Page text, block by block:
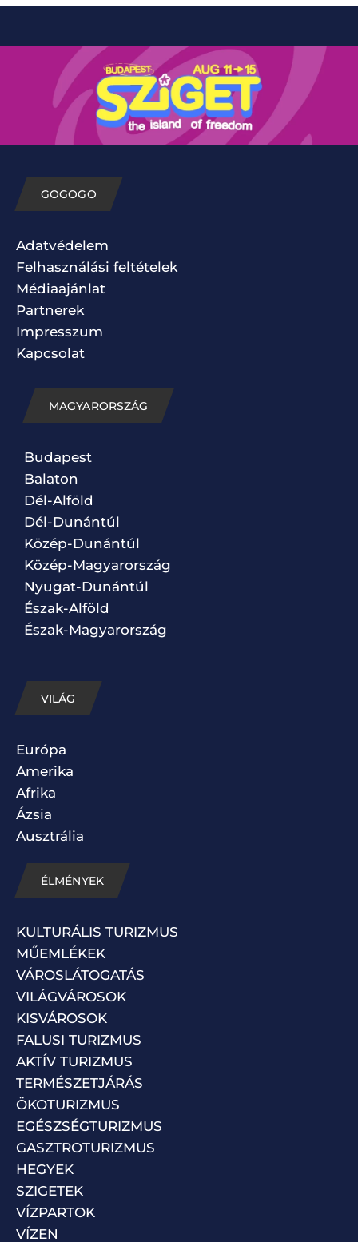
GOGOGO
Adatvédelem
Felhasználási feltételek
Médiaajánlat
Partnerek
Impresszum
Kapcsolat
MAGYARORSZÁG
Budapest
Balaton
Dél-Alföld
Dél-Dunántúl
Közép-Dunántúl
Közép-Magyarország
Nyugat-Dunántúl
Észak-Alföld
Észak-Magyarország
VILÁG
Európa
Amerika
Afrika
Ázsia
Ausztrália
ÉLMÉNYEK
KULTURÁLIS TURIZMUS
MŰEMLÉKEK
VÁROSLÁTOGATÁS
VILÁGVÁROSOK
KISVÁROSOK
FALUSI TURIZMUS
AKTÍV TURIZMUS
TERMÉSZETJÁRÁS
ÖKOTURIZMUS
EGÉSZSÉGTURIZMUS
GASZTROTURIZMUS
HEGYEK
SZIGETEK
VÍZPARTOK
VÍZEN